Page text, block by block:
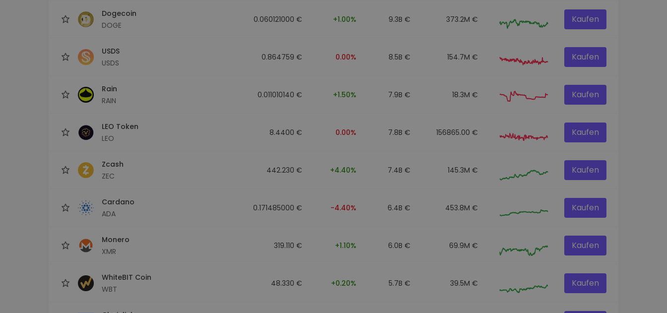
Dogecoin
DOGE
0.060121000 € +1.00% 9.3B € 373.2M € Kaufen
USDS
USDS
0.864759 € 0.00% 8.5B € 154.7M € Kaufen
Rain
RAIN
0.011010140 € +1.50% 7.9B € 18.3M € Kaufen
LEO Token
LEO
8.4400 € 0.00% 7.8B € 156865.00 € Kaufen
Zcash
ZEC
442.230 € +4.40% 7.4B € 145.3M € Kaufen
Cardano
ADA
0.171485000 € -4.40% 6.4B € 453.8M € Kaufen
Monero
XMR
319.110 € +1.10% 6.0B € 69.9M € Kaufen
WhiteBIT Coin
WBT
48.330 € +0.20% 5.7B € 39.5M € Kaufen